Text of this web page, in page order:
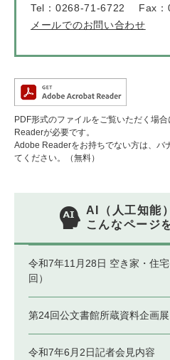
Tel：0268-71-6722
Fax
メールでのお問い合わせ
PDF形式のファイルをご覧いただく場
Readerが必要です。
Adobe Readerをお持ちでない方は、バ
てください。（無料）
AI（人工知能
こんなページ
令和7年11月28日 空き家・住
回）
第24回公文書館所蔵資料企画
令和7年6月2日記者会見内容